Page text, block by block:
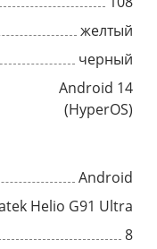
желтый
черный
Android 14
(HyperOS)
Android
Helio G91 Ultra
8